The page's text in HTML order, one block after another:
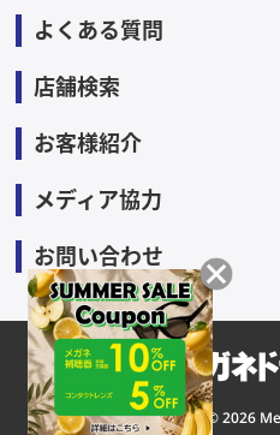
よくある質問
店舗検索
お客様紹介
メディア協力
お問い合わせ
Copyright © 2026